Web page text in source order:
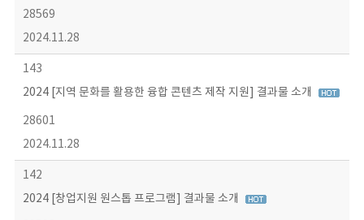
28569
2024.11.28
143
2024 [지역 문화를 활용한 융합 콘텐츠 제작 지원] 결과물 소개
28601
2024.11.28
142
2024 [창업지원 원스톱 프로그램] 결과물 소개